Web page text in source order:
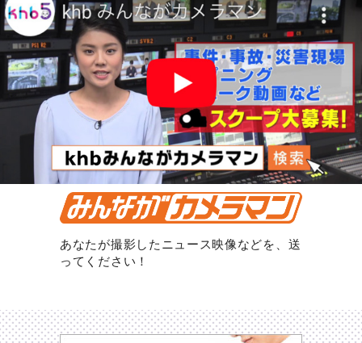
あなたが撮影したニュース映像などを、送
ってください！